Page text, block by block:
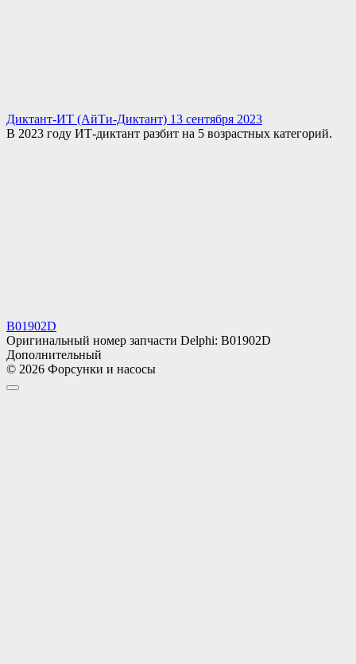
Диктант-ИТ (АйТи-Диктант) 13 сентября 2023
В 2023 году ИТ-диктант разбит на 5 возрастных категорий.
B01902D
Оригинальный номер запчасти Delphi: B01902D
Дополнительный
© 2026 Форсунки и насосы